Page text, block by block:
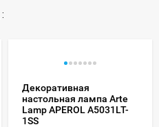
:
Декоративная
настольная лампа Arte
Lamp APEROL A5031LT-
1SS